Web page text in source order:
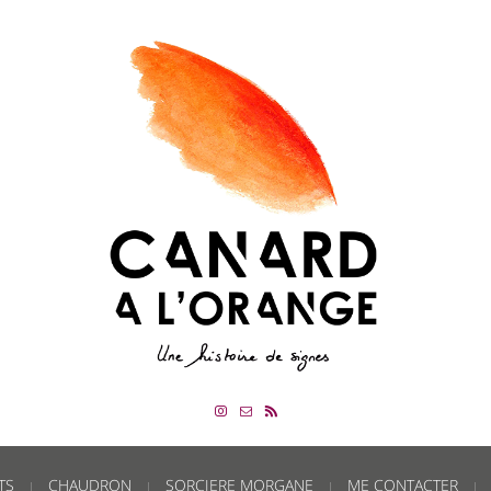
CHAUDRON SORCIERE MORGANE ME CONTACTER